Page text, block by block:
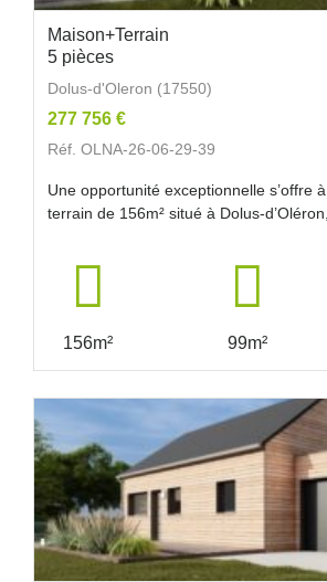
Maison+Terrain
5 pièces
Dolus-d'Oleron (17550)
277 756 €
Réf. OLNA-26-06-29-39
Une opportunité exceptionnelle s’offre
terrain de 156m² situé à Dolus-
156m² 99m²